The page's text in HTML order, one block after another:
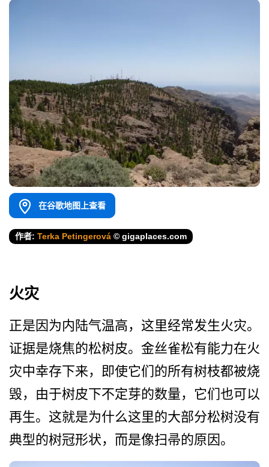
在谷歌地图上查看
作者: Terka Petingerová © gigaplaces.com
火灾
正是因为内陆气温高，这里经­常发生火灾。
证据是烧焦的松树皮。金丝雀松有能力在­火
灾中幸存下来，即使它们的所有树枝都被烧
毁，由于­树皮下不定芽的数量，它们也可以
再生。这就是为什么­这里的大部分松树没有
典型的树冠形状，而是像扫帚的­原因。